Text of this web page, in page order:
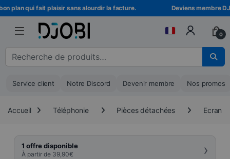
Skip to navigation
Skip to content
plan qui fait plaisir sans alourdir la facture. Deviens membre
0
Recherche pour :
Service client Notre Discord Devenir membre Nos promos
Accueil Téléphonie Pièces détachées Ecran
1 offre disponible
À partir de 39,90€ ›